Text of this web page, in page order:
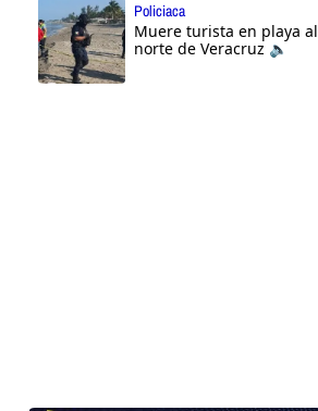
Policiaca
Muere turista en playa al
norte de Veracruz 🔈